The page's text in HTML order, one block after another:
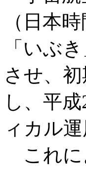
（日本
「いぶ
させ、
し、平
ィカル
これに